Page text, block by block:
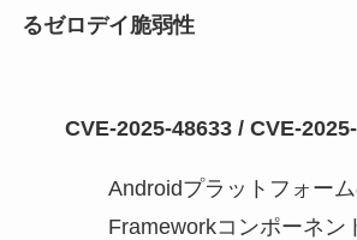
るゼロデイ脆弱性
CVE-2025-48633 / CVE-
Androidプラットフォー
Frameworkコンポーネン